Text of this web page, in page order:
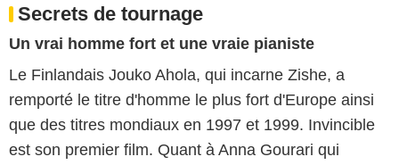
Secrets de tournage
Un vrai homme fort et une vraie pianiste
Le Finlandais Jouko Ahola, qui incarne Zishe, a
remporté le titre d'homme le plus fort d'Europe ainsi
que des titres mondiaux en 1997 et 1999. Invincible
est son premier film. Quant à Anna Gourari qui